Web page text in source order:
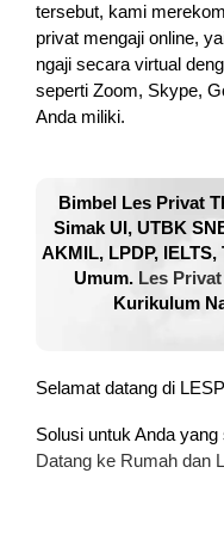
tersebut, kami
privat mengaji online,
ngaji secara virtual
seperti Zoom, Skype,
Anda miliki.
Bimbel Les Privat
Simak UI, UTBK
AKMIL, LPDP,
Umum. Les Privat
Kurikulum
Selamat datang di
Solusi untuk Anda
Datang ke Rumah dan